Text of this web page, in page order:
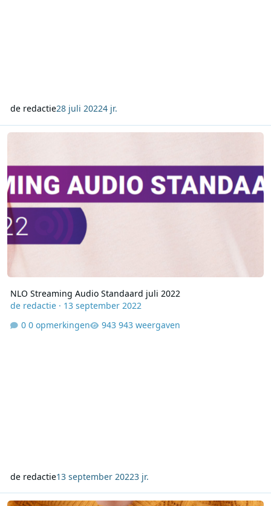
de redactie28 juli 20224 jr.
NLO Streaming Audio Standaard juli 2022
NLO Streaming Audio Standaard juli 2022
de redactie· 13 september 2022
0 opmerkingen
943 weergaven
de redactie13 september 20223 jr.
NLO Streaming Audio Standaard oktober 2022